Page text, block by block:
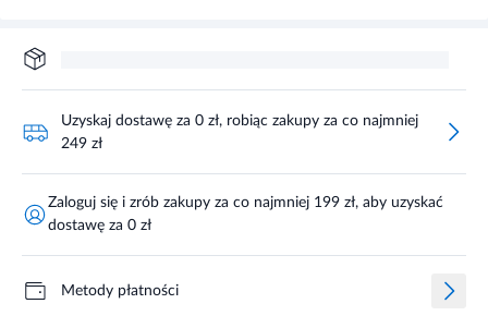
Uzyskaj dostawę za 0 zł, robiąc zakupy za co najmniej
249 zł
Zaloguj się i zrób zakupy za co najmniej 199 zł, aby uzyskać
dostawę za 0 zł
Metody płatności